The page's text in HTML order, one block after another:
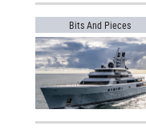
Bits And Pieces